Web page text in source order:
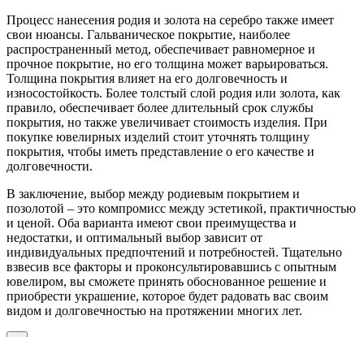
Процесс нанесения родия и золота на серебро также имеет
свои нюансы. Гальваническое покрытие, наиболее
распространенный метод, обеспечивает равномерное и
прочное покрытие, но его толщина может варьироваться.
Толщина покрытия влияет на его долговечность и
износостойкость. Более толстый слой родия или золота, как
правило, обеспечивает более длительный срок службы
покрытия, но также увеличивает стоимость изделия. При
покупке ювелирных изделий стоит уточнять толщину
покрытия, чтобы иметь представление о его качестве и
долговечности.
В заключение, выбор между родиевым покрытием и
позолотой – это компромисс между эстетикой, практичностью
и ценой. Оба варианта имеют свои преимущества и
недостатки, и оптимальный выбор зависит от
индивидуальных предпочтений и потребностей. Тщательно
взвесив все факторы и проконсультировавшись с опытным
ювелиром, вы сможете принять обоснованное решение и
приобрести украшение, которое будет радовать вас своим
видом и долговечностью на протяжении многих лет.